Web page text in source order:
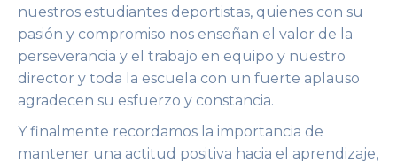
nuestros estudiantes deportistas, quienes con su
pasión y compromiso nos enseñan el valor de la
perseverancia y el trabajo en equipo y nuestro
director y toda la escuela con un fuerte aplauso
agradecen su esfuerzo y constancia.
Y finalmente recordamos la importancia de
mantener una actitud positiva hacia el aprendizaje,